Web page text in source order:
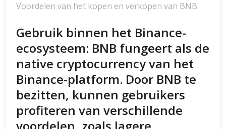
Voordelen van het kopen en verkopen van BNB:
Gebruik binnen het Binance-
ecosysteem: BNB fungeert als de
native cryptocurrency van het
Binance-platform. Door BNB te
bezitten, kunnen gebruikers
profiteren van verschillende